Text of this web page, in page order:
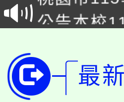
生本土語
公告本校
代理(課)
轉知中國
《TA101
轉知苗栗
最